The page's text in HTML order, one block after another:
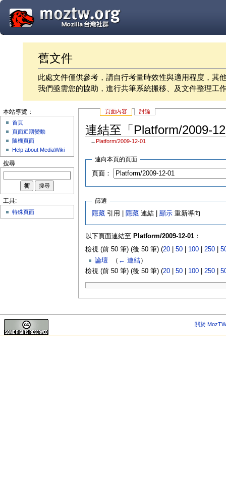
舊文件
此處文件僅供參考，請自行考量時效性與適用程度，其
我們亟需您的協助，進行共筆系統搬移、及文件整理工
頁面內容 討論
連結至「Platform/2009-
← Platform/2009-12-01
連向本頁的頁面
頁面：
篩選
隱藏 引用 | 隱藏 連結 |顯示 重新導向
以下頁面連結至 Platform/2009-12-01：
檢視 (前 50 筆) (後 50 筆) (20| 50| 100| 250|
論壇
（ ← 連結）
檢視 (前 50 筆) (後 50 筆) (20| 50| 100| 250|
本站導覽：
首頁
頁面近期變動
隨機頁面
Help about MediaWiki
搜尋
工具:
特殊頁面
關於